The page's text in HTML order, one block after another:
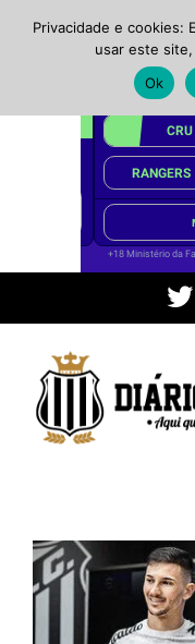
conteúdo
Privacidade e cookies:
usar este
Ok